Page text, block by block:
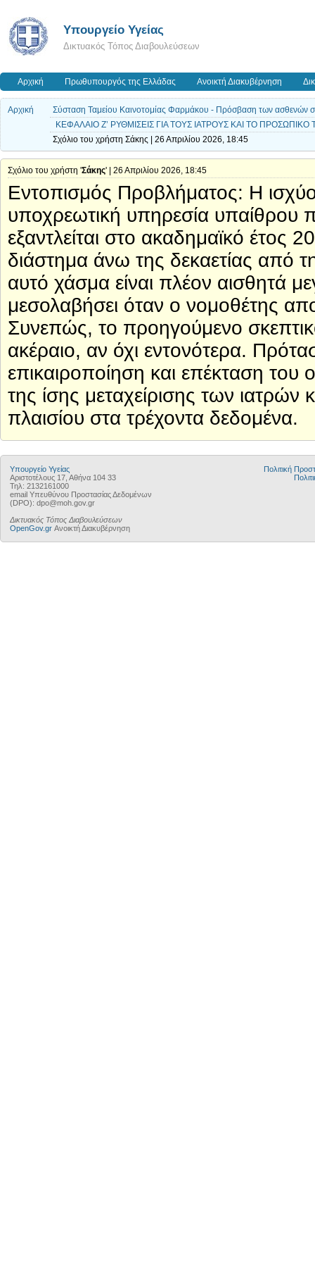
Υπουργείο Υγείας
Δικτυακός Τόπος Διαβουλεύσεων
Αρχική Πρωθυπουργός της Ελλάδας Ανοικτή Διακυβέρνηση
Αρχική
Σύσταση Ταμείου Καινοτομίας Φαρμάκου - Πρόσβαση των ασθενών σε
ΚΕΦΑΛΑΙΟ Ζ’ ΡΥΘΜΙΣΕΙΣ ΓΙΑ ΤΟΥΣ ΙΑΤΡΟΥΣ ΚΑΙ ΤΟ
Σχόλιο του χρήστη Σάκης | 26 Απριλίου 2026, 18:45
Σχόλιο του χρήστη 'Σάκης' | 26 Απριλίου 2026, 18:45
Εντοπισμός Προβλήματος: Η
υποχρεωτική υπηρεσία υπαίθρου
εξαντλείται στο ακαδημαϊκό έτος
διάστημα άνω της δεκαετίας από
αυτό χάσμα είναι πλέον αισθητά
μεσολαβήσει όταν ο νομοθέτης
Συνεπώς, το προηγούμενο
ακέραιο, αν όχι εντονότερα.
επικαιροποίηση και επέκταση του
της ίσης μεταχείρισης των
πλαισίου στα τρέχοντα δεδομένα.
Υπουργείο Υγείας
Αριστοτέλους 17, Αθήνα 104 33
Τηλ: 2132161000
email Υπευθύνου Προστασίας Δεδομένων
(DPO): dpo@moh.gov.gr
Δικτυακός Τόπος Διαβουλεύσεων
OpenGov.gr Ανοικτή Διακυβέρνηση
Πολιτική